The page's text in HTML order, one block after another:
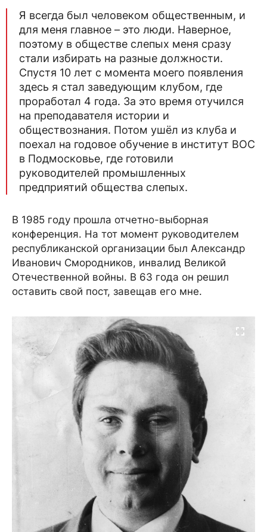
Я всегда был человеком общественным, и
для меня главное – это люди. Наверное,
поэтому в обществе слепых меня сразу
стали избирать на разные должности.
Спустя 10 лет с момента моего появления
здесь я стал заведующим клубом, где
проработал 4 года. За это время отучился
на преподавателя истории и
обществознания. Потом ушёл из клуба и
поехал на годовое обучение в институт ВОС
в Подмосковье, где готовили
руководителей промышленных
предприятий общества слепых.
В 1985 году прошла отчетно-выборная
конференция. На тот момент руководителем
республиканской организации был Александр
Иванович Смородников, инвалид Великой
Отечественной войны. В 63 года он решил
оставить свой пост, завещав его мне.